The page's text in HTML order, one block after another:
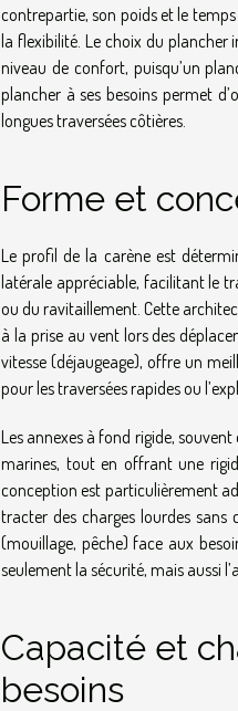
contrepartie, son poids et le
la flexibilité. Le choix du plancher
niveau de confort, puisqu’un
plancher à ses besoins permet
longues traversées côtières.
Forme et
Le profil de la carène est
latérale appréciable, facilitant le
ou du ravitaillement. Cette
à la prise au vent lors des
vitesse (déjaugeage), offre un
pour les traversées rapides ou
Les annexes à fond rigide,
marines, tout en offrant une
conception est particulièrement
tracter des charges lourdes sans
(mouillage, pêche) face aux
seulement la sécurité, mais aussi
Capacité et
besoins